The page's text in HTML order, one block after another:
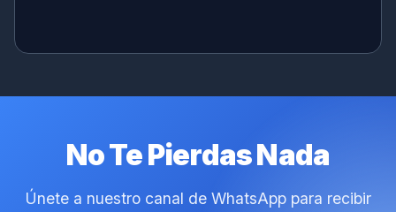
No Te Pierdas Nada
Únete a nuestro canal de WhatsApp para recibir